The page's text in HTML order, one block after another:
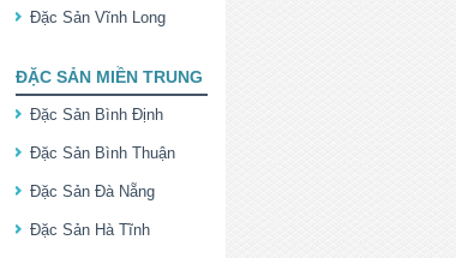
Đặc Sản Vĩnh Long
ĐẶC SẢN MIỀN TRUNG
Đặc Sản Bình Định
Đặc Sản Bình Thuận
Đặc Sản Đà Nẵng
Đặc Sản Hà Tĩnh